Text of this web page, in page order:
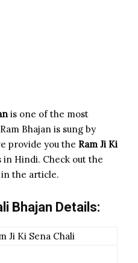
is one of the most
Bhajan is sung by
provide you the Ram Ji Ki
Hindi. Check out the
the article.
Bhajan Details:
Ji Ki Sena Chali